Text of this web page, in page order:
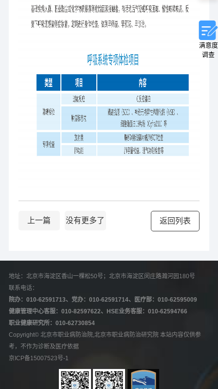
返回列表
上一篇 没有更多了
地址：北京市海淀区香山一棵松50号；北京市海淀区闵庄路瀚河园180号
联系电话：
院办：010-62591713、党办：010-62591714、医疗部：010-62595009
健康管理中心客服：010-82597622、HSE业务客服：010-62594766
职业健康研究所：010-62730854
Copyright© 北京市职业病防治院,北京市职业病防治研究院 本站内容仅供参
考，不作为诊断及医疗依据
京ICP备15007523号-1
满意度
调查